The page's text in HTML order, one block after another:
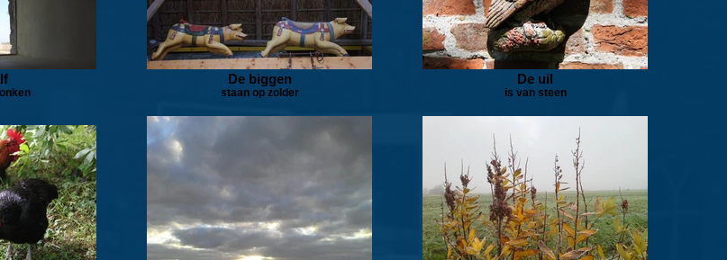
De biggen
staan op zolder
De uil
is van steen